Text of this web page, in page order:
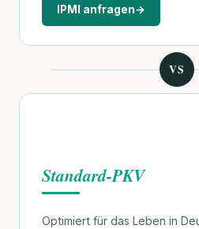
IPMI anfragen→
VS
Standard-PKV
Optimiert für das Leben in